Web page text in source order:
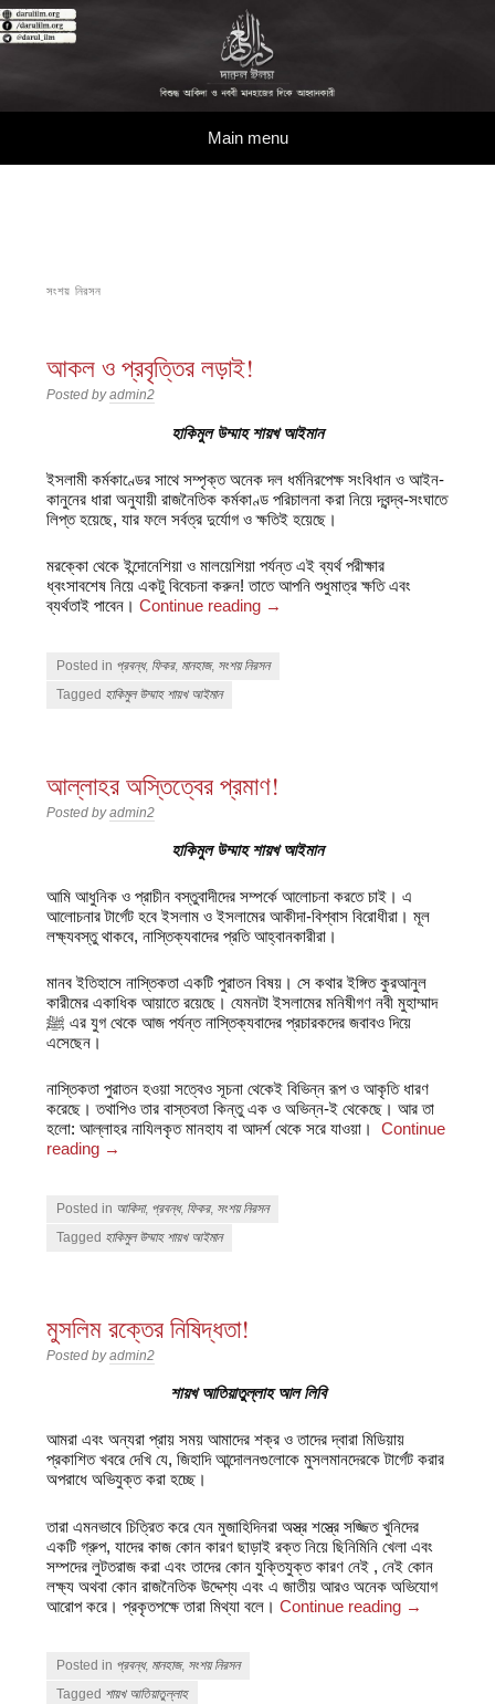
বিশুদ্ধ আকিদা ও নববী মানহাজের দিকে আহ্বানকারী
Main menu
সংশয় নিরসন
আকল ও প্রবৃত্তির লড়াই!
Posted byadmin2
হাকিমুল উম্মাহ শায়খ আইমান
ইসলামী কর্মকাণ্ডের সাথে সম্পৃক্ত অনেক দল ধর্মনিরপেক্ষ সংবিধান ও আইন-
কানুনের ধারা অনুযায়ী রাজনৈতিক কর্মকাণ্ড পরিচালনা করা নিয়ে দ্বন্দ্ব-সংঘাতে
লিপ্ত হয়েছে, যার ফলে সর্বত্র দুর্যোগ ও ক্ষতিই হয়েছে।
মরক্কো থেকে ইন্দোনেশিয়া ও মালয়েশিয়া পর্যন্ত এই ব্যর্থ পরীক্ষার
ধ্বংসাবশেষ নিয়ে একটু বিবেচনা করুন! তাতে আপনি শুধুমাত্র ক্ষতি এবং
ব্যর্থতাই পাবেন।Continue reading →
Posted in প্রবন্ধ, ফিকর, মানহাজ, সংশয় নিরসন
Tagged হাকিমুল উম্মাহ শায়খ আইমান
আল্লাহর অস্তিত্বের প্রমাণ!
Posted byadmin2
হাকিমুল উম্মাহ শায়খ আইমান
আমি আধুনিক ও প্রাচীন বস্তুবাদীদের সম্পর্কে আলোচনা করতে চাই। এ
আলোচনার টার্গেট হবে ইসলাম ও ইসলামের আকীদা-বিশ্বাস বিরোধীরা। মূল
লক্ষ্যবস্তু থাকবে, নাস্তিক্যবাদের প্রতি আহ্বানকারীরা।
মানব ইতিহাসে নাস্তিকতা একটি পুরাতন বিষয়। সে কথার ইঙ্গিত কুরআনুল
কারীমের একাধিক আয়াতে রয়েছে। যেমনটা ইসলামের মনিষীগণ নবী মুহাম্মাদ
ﷺ এর যুগ থেকে আজ পর্যন্ত নাস্তিক্যবাদের প্রচারকদের জবাবও দিয়ে
এসেছেন।
নাস্তিকতা পুরাতন হওয়া সত্বেও সূচনা থেকেই বিভিন্ন রূপ ও আকৃতি ধারণ
করেছে। তথাপিও তার বাস্তবতা কিন্তু এক ও অভিন্ন-ই থেকেছে। আর তা
হলো: আল্লাহর নাযিলকৃত মানহায বা আদর্শ থেকে সরে যাওয়া।
Continue
reading →
Posted in আকিদা, প্রবন্ধ, ফিকর, সংশয় নিরসন
Tagged হাকিমুল উম্মাহ শায়খ আইমান
মুসলিম রক্তের নিষিদ্ধতা!
Posted byadmin2
শায়খ আতিয়াতুল্লাহ আল লিবি
আমরা এবং অন্যরা প্রায় সময় আমাদের শক্র ও তাদের দ্বারা মিডিয়ায়
প্রকাশিত খবরে দেখি যে, জিহাদি আন্দোলনগুলোকে মুসলমানদেরকে টার্গেট করার
অপরাধে অভিযুক্ত করা হচ্ছে।
তারা এমনভাবে চিত্রিত করে যেন মুজাহিদিনরা অস্ত্র শস্ত্রে সজ্জিত খুনিদের
একটি গ্রুপ, যাদের কাজ কোন কারণ ছাড়াই রক্ত নিয়ে ছিনিমিনি খেলা এবং
সম্পদের লুটতরাজ করা এবং তাদের কোন যুক্তিযুক্ত কারণ নেই , নেই কোন
লক্ষ্য অথবা কোন রাজনৈতিক উদ্দেশ্য এবং এ জাতীয় আরও অনেক অভিযোগ
আরোপ করে। প্রকৃতপক্ষে তারা মিথ্যা বলে।Continue reading →
Posted in প্রবন্ধ, মানহাজ, সংশয় নিরসন
Tagged শায়খ আতিয়াতুল্লাহ